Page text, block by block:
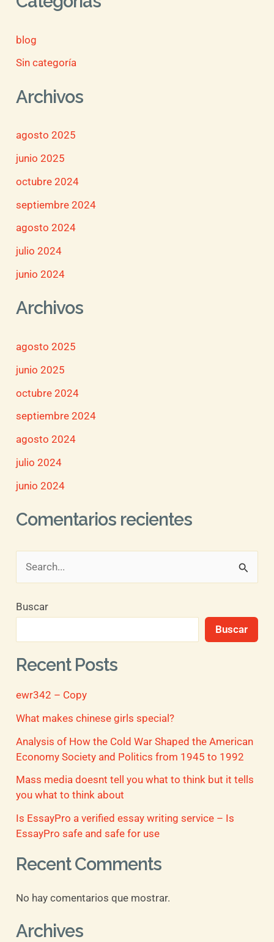
blog
Sin categoría
Archivos
agosto 2025
junio 2025
octubre 2024
septiembre 2024
agosto 2024
julio 2024
junio 2024
Archivos
agosto 2025
junio 2025
octubre 2024
septiembre 2024
agosto 2024
julio 2024
junio 2024
Comentarios recientes
s
r
p
o
r
:
Buscar
Buscar
Recent Posts
ewr342 – Copy
What makes chinese girls special?
Analysis of How the Cold War Shaped the American
Economy Society and Politics from 1945 to 1992
Mass media doesnt tell you what to think but it tells
you what to think about
Is EssayPro a verified essay writing service – Is
EssayPro safe and safe for use
Recent Comments
No hay comentarios que mostrar.
Archives